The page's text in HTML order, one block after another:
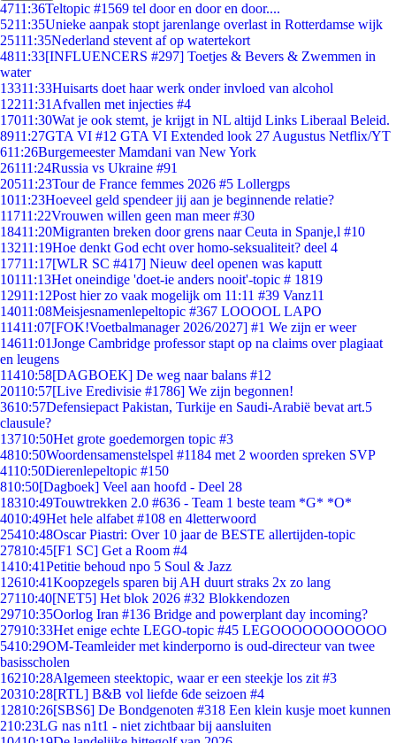
4711:36Teltopic #1569 tel door en door en door....
5211:35Unieke aanpak stopt jarenlange overlast in Rotterdamse wijk
25111:35Nederland stevent af op watertekort
4811:33[INFLUENCERS #297] Toetjes & Bevers & Zwemmen in
water
13311:33Huisarts doet haar werk onder invloed van alcohol
12211:31 Afvallen met injecties #4
17011:30Wat je ook stemt, je krijgt in NL altijd Links Liberaal Beleid.
8911:27GTA VI #12 GTA VI Extended look 27 Augustus Netflix/YT
611:26Burgemeester Mamdani van New York
26111:24Russia vs Ukraine #91
20511:23Tour de France femmes 2026 #5 Lollergps
1011:23Hoeveel geld spendeer jij aan je beginnende relatie?
11711:22Vrouwen willen geen man meer #30
18411:20Migranten breken door grens naar Ceuta in Spanje,l #10
13211:19Hoe denkt God echt over homo-seksualiteit? deel 4
17711:17[WLR SC #417] Nieuw deel openen was kaputt
10111:13Het oneindige 'doet-ie anders nooit'-topic # 1819
12911:12Post hier zo vaak mogelijk om 11:11 #39 Vanz11
14011:08Meisjesnamenlepeltopic #367 LOOOOL LAPO
11411:07[FOK!Voetbalmanager 2026/2027] #1 We zijn er weer
14611:01Jonge Cambridge professor stapt op na claims over plagiaat
en leugens
11410:58[DAGBOEK] De weg naar balans #12
20110:57[Live Eredivisie #1786] We zijn begonnen!
3610:57Defensiepact Pakistan, Turkije en Saudi-Arabië bevat art.5
clausule?
13710:50Het grote goedemorgen topic #3
4810:50Woordensamenstelspel #1184 met 2 woorden spreken SVP
4110:50Dierenlepeltopic #150
810:50[Dagboek] Veel aan hoofd - Deel 28
18310:49Touwtrekken 2.0 #636 - Team 1 beste team *G* *O*
4010:49Het hele alfabet #108 en 4letterwoord
25410:48Oscar Piastri: Over 10 jaar de BESTE allertijden-topic
27810:45[F1 SC] Get a Room #4
1410:41Petitie behoud npo 5 Soul & Jazz
12610:41Koopzegels sparen bij AH duurt straks 2x zo lang
27110:40[NET5] Het blok 2026 #32 Blokkendozen
29710:35Oorlog Iran #136 Bridge and powerplant day incoming?
27910:33Het enige echte LEGO-topic #45 LEGOOOOOOOOOOO
5410:29OM-Teamleider met kinderporno is oud-directeur van twee
basisscholen
16210:28Algemeen steektopic, waar er een steekje los zit #3
20310:28[RTL] B&B vol liefde 6de seizoen #4
12810:26[SBS6] De Bondgenoten #318 Een klein kusje moet kunnen
210:23LG nas n1t1 - niet zichtbaar bij aansluiten